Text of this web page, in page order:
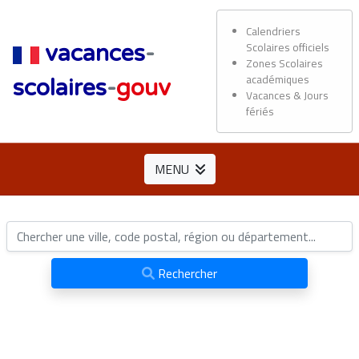
vacances-
scolaires-gouv
Calendriers
Scolaires officiels
Zones Scolaires
académiques
Vacances & Jours
fériés
MENU
Rechercher